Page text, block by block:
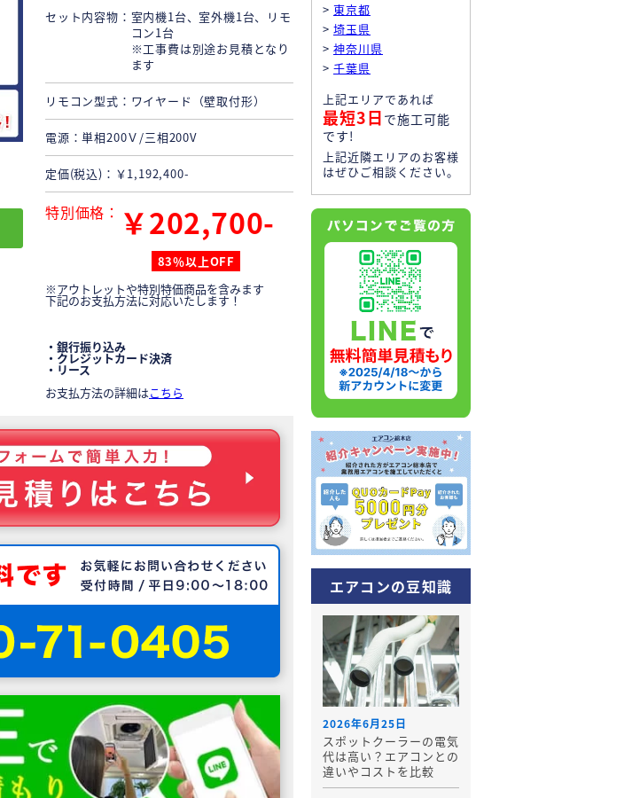
セット内容物
室内機1台、室外機1台、リモ
コン1台
※工事費は別途お見積となり
ます
リモコン型式 ワイヤード（壁取付形）
電源 単相200Ｖ/三相200V
定価(税込) ￥1,192,400-
特別価格 ￥202,700-
83％以上OFF
※アウトレットや特別特価商品を含みます
下記のお支払方法に対応いたします！
・銀行振り込み
・クレジットカード決済
・リース
お支払方法の詳細はこちら
> 東京都
> 埼玉県
> 神奈川県
> 千葉県
上記エリアであれば
最短3日 で施工可能
です!
上記近隣エリアのお客様
はぜひご相談ください。
エアコンの豆知識
2026年6月25日
スポットクーラーの電気
代は高い？エアコンとの
違いやコストを比較